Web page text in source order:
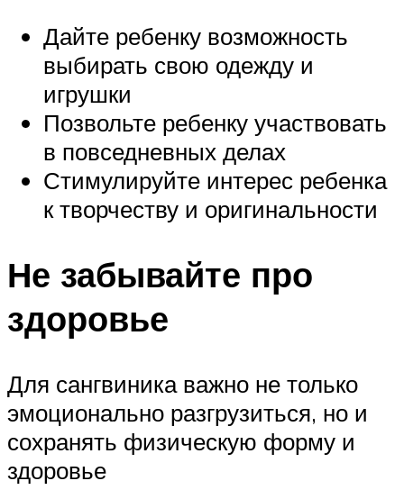
Дайте ребенку возможность
выбирать свою одежду и
игрушки
Позвольте ребенку участвовать
в повседневных делах
Стимулируйте интерес ребенка
к творчеству и оригинальности
Не забывайте про
здоровье
Для сангвиника важно не только
эмоционально разгрузиться, но и
сохранять физическую форму и
здоровье